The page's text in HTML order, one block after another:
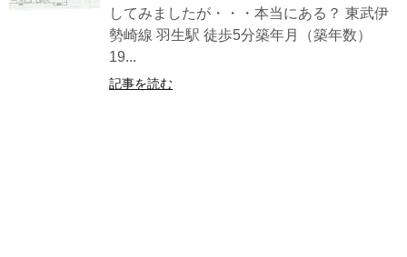
してみましたが・・・本当にある？ 東武伊
勢崎線 羽生駅 徒歩5分築年月（築年数）
19...
記事を読む